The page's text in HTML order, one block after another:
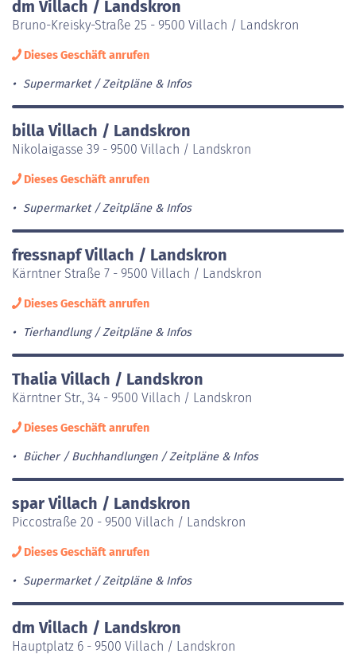
dm Villach / Landskron
Bruno-Kreisky-Straße 25 - 9500 Villach / Landskron
Dieses Geschäft anrufen
Supermarket Zeitpläne & Infos
billa Villach / Landskron
Nikolaigasse 39 - 9500 Villach / Landskron
Dieses Geschäft anrufen
Supermarket Zeitpläne & Infos
fressnapf Villach / Landskron
Kärntner Straße 7 - 9500 Villach / Landskron
Dieses Geschäft anrufen
Tierhandlung Zeitpläne & Infos
Thalia Villach / Landskron
Kärntner Str., 34 - 9500 Villach / Landskron
Dieses Geschäft anrufen
Bücher / Buchhandlungen Zeitpläne & Infos
spar Villach / Landskron
Piccostraße 20 - 9500 Villach / Landskron
Dieses Geschäft anrufen
Supermarket Zeitpläne & Infos
dm Villach / Landskron
Hauptplatz 6 - 9500 Villach / Landskron